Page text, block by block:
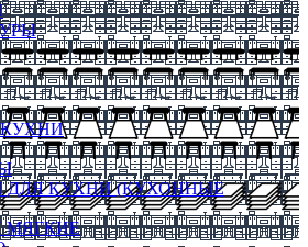
ДЛЯ КУХНИ (КУХОННЫЕ
МЯГКИЕ